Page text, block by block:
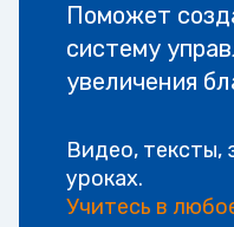
Поможет
систему
увеличения
Видео, тексты,
уроках.
Учитесь в